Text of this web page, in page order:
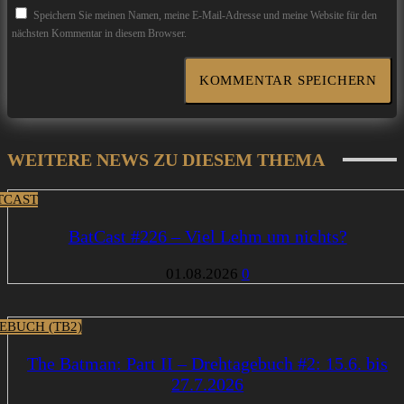
Speichern Sie meinen Namen, meine E-Mail-Adresse und meine Website für den
nächsten Kommentar in diesem Browser.
WEITERE NEWS ZU DIESEM THEMA
BatCast #226 – Viel Lehm um nichts?
01.08.2026 0
(TB2)
The Batman: Part II – Drehtagebuch #2: 15.6. bis
27.7.2026